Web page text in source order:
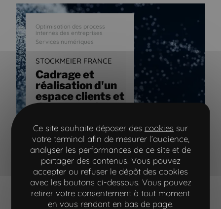
Optimisation des process
internes des entreprises
Services numériques
STOCKMEIER FRANCE
Cadrage et
réalisation d'un
espace clients et
documentaire
industrie
développement web
Ce site souhaite déposer des cookies sur
votre terminal afin de mesurer l’audience,
analyser les performances de ce site et de
partager des contenus. Vous pouvez
accepter ou refuser le dépôt des cookies
avec les boutons ci-dessous. Vous pouvez
retirer votre consentement à tout moment
en vous rendant en bas de page.